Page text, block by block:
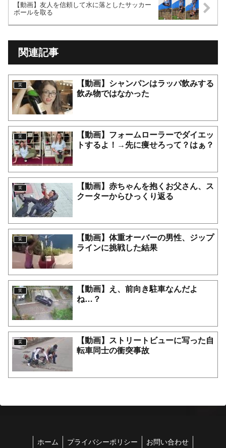
【動画】友人を信頼して水に落としたサッカー
ボールを取る
関連記事
笑 【動画】シャンパンはラッパ飲みする
飲み物ではなかった
笑
【動画】フォームローラーでダイエッ
トするよ！→先に痩せろって？はぁ？
笑 【動画】赤ちゃんを抱くお父さん、ス
クーターからひっくり返る
笑 【動画】体重オーバーの男性、ジップ
ラインに挑戦した結果
笑 【動画】え、前向き駐車なんだよ
ね…？
笑 【動画】ストリートビューに写った自
転車同士の衝突事故
ホーム プライバシーポリシー お問い合わせ